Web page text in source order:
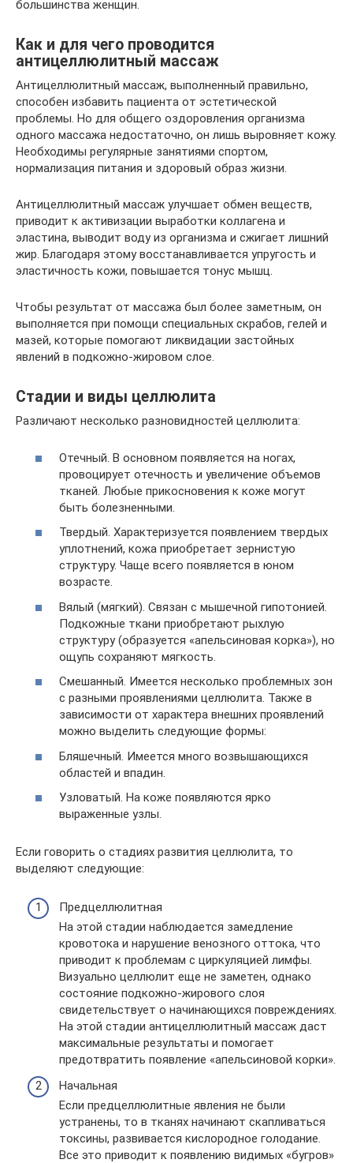
большинства женщин.
Как и для чего проводится
антицеллюлитный массаж
Антицеллюлитный массаж, выполненный правильно,
способен избавить пациента от эстетической
проблемы. Но для общего оздоровления организма
одного массажа недостаточно, он лишь выровняет кожу.
Необходимы регулярные занятиями спортом,
нормализация питания и здоровый образ жизни.
Антицеллюлитный массаж улучшает обмен веществ,
приводит к активизации выработки коллагена и
эластина, выводит воду из организма и сжигает лишний
жир. Благодаря этому восстанавливается упругость и
эластичность кожи, повышается тонус мышц.
Чтобы результат от массажа был более заметным, он
выполняется при помощи специальных скрабов, гелей и
мазей, которые помогают ликвидации застойных
явлений в подкожно-жировом слое.
Стадии и виды целлюлита
Различают несколько разновидностей целлюлита:
Отечный. В основном появляется на ногах,
провоцирует отечность и увеличение объемов
тканей. Любые прикосновения к коже могут
быть болезненными.
Твердый. Характеризуется появлением твердых
уплотнений, кожа приобретает зернистую
структуру. Чаще всего появляется в юном
возрасте.
Вялый (мягкий). Связан с мышечной гипотонией.
Подкожные ткани приобретают рыхлую
структуру (образуется «апельсиновая корка»), но
ощупь сохраняют мягкость.
Смешанный. Имеется несколько проблемных зон
с разными проявлениями целлюлита. Также в
зависимости от характера внешних проявлений
можно выделить следующие формы:
Бляшечный. Имеется много возвышающихся
областей и впадин.
Узловатый. На коже появляются ярко
выраженные узлы.
Если говорить о стадиях развития целлюлита, то
выделяют следующие:
Предцеллюлитная
На этой стадии наблюдается замедление
кровотока и нарушение венозного оттока, что
приводит к проблемам с циркуляцией лимфы.
Визуально целлюлит еще не заметен, однако
состояние подкожно-жирового слоя
свидетельствует о начинающихся повреждениях.
На этой стадии антицеллюлитный массаж даст
максимальные результаты и помогает
предотвратить появление «апельсиновой корки».
Начальная
Если предцеллюлитные явления не были
устранены, то в тканях начинают скапливаться
токсины, развивается кислородное голодание.
Все это приводит к появлению видимых «бугров»